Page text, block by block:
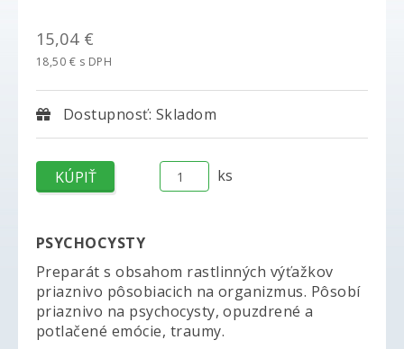
15,04 €
18,50 € s DPH
Dostupnosť: Skladom
ks
PSYCHOCYSTY
Preparát s obsahom rastlinných výťažkov
priaznivo pôsobiacich na organizmus. Pôsobí
priaznivo na psychocysty, opuzdrené a
potlačené emócie, traumy.